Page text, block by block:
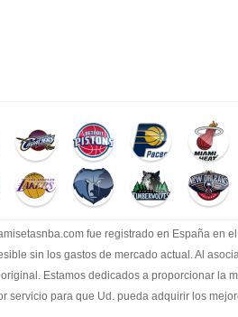
fue registrado en España en
sin los gastos de mercado actual. Al
Estamos dedicados a proporcionar la
servicio para que Ud. pueda adquirir los